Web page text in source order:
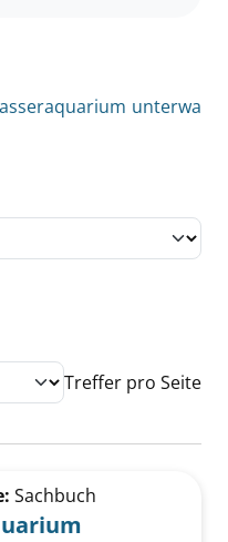
unterwa
Treffer pro Seite
Sachbuch